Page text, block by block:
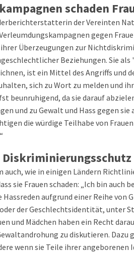
schaden
der Vereinten
gegen
Überzeugungen zur
Beziehungen. Sie
ist ein Mittel des Angriffs und
sich zu Wort zu melden und
beunruhigend, da sie darauf
und zu Gewalt und Hass gegen
die würdige Teilhabe von Frauen
Diskriminierungsschutz
auch, wie in einigen Ländern
sie Frauen schaden: „Ich bin auch
aufgrund einer Reihe von
der Geschlechtsidentität, unter
und Mädchen haben ein Recht
zu diskutieren. Dazu
wenn sie Teile ihrer